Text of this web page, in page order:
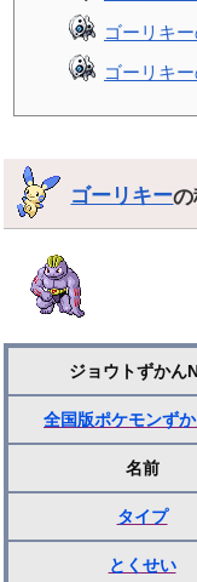
ゴーリキ
ゴーリキ
ゴーリキー
ジョウトずかん
全国版ポケモンず
名前
タイプ
とくせい